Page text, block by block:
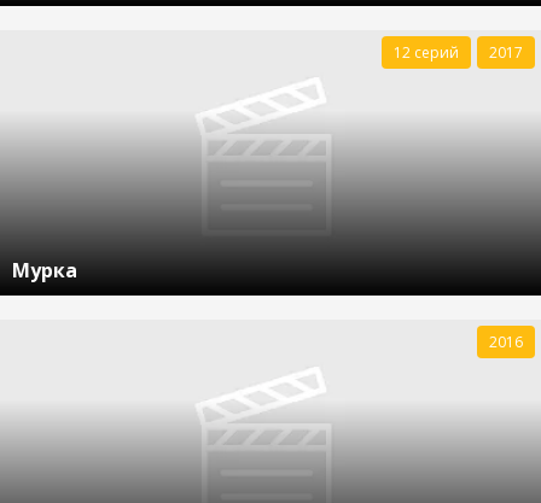
Мурка
12 серий 2017
2016